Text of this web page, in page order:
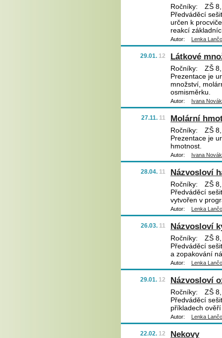
Ročníky:
ZŠ
Předváděcí
určen k
reakcí
Autor: Lenka
29.01. 12 Látkové
Ročníky:
ZŠ
Prezentace je
množství,
osmisměrku.
Autor: Ivana
27.11. 11 Molární
Ročníky:
ZŠ
Prezentace je
hmotnost.
Autor: Ivana
28.04. 11 Názvosloví
Ročníky:
ZŠ
Předváděcí
vytvořen v
Autor: Lenka
26.03. 11 Názvosloví
Ročníky:
ZŠ
Předváděcí
a zopakování
Autor: Lenka
29.01. 12 Názvosloví
Ročníky:
ZŠ
Předváděcí
příkladech
Autor: Lenka
22.02. 12 Nekovy